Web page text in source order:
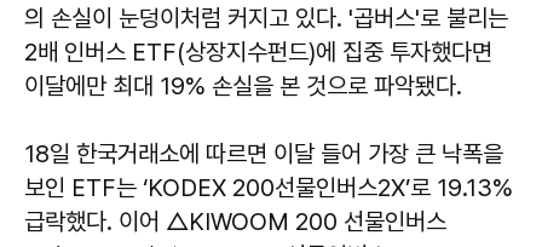
의 손실이 눈덩이처럼 커지고 있다. '곱버스'로 불리는
2배 인버스 ETF(상장지수펀드)에 집중 투자했다면
이달에만 최대 19% 손실을 본 것으로 파악됐다.
18일 한국거래소에 따르면 이달 들어 가장 큰 낙폭을
보인 ETF는 ‘KODEX 200선물인버스2X’로 19.13%
급락했다. 이어 △KIWOOM 200 선물인버스